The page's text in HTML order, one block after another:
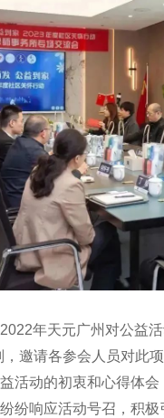
年天元广州对公益
邀请各参会人员对此
活动的初衷和心得体
纷响应活动号召，积